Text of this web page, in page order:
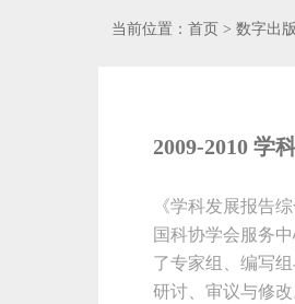
当前位置： 首页 > 数字出
2009-2010 学
《学科发展报告
国科协学会服务
了专家组、编写
研讨、审议与修